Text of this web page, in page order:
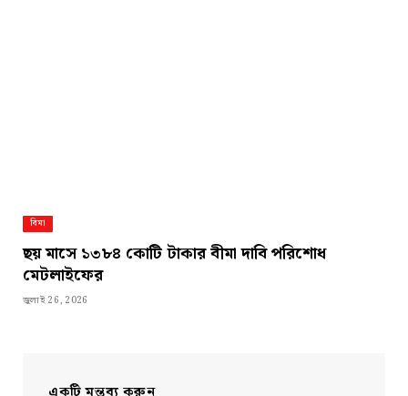
বিমা
ছয় মাসে ১৩৮৪ কোটি টাকার বীমা দাবি পরিশোধ
মেটলাইফের
জুলাই 26, 2026